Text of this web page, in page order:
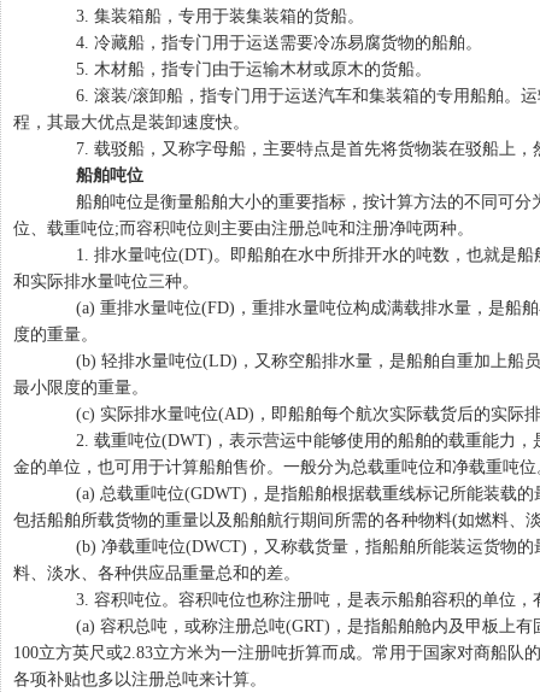
3. 集装箱船，专用于装集装箱的货船。
4. 冷藏船，指专门用于运送需要冷冻易腐货物的船舶。
5. 木材船，指专门由于运输木材或原木的货船。
6. 滚装/滚卸船，指专门用于运送汽车和集装箱的专用船舶。运
程，其最大优点是装卸速度快。
7. 载驳船，又称字母船，主要特点是首先将货物装在驳船上，
船舶吨位
船舶吨位是衡量船舶大小的重要指标，按计算方法的不同可分
位、载重吨位;而容积吨位则主要由注册总吨和注册净吨两种。
1. 排水量吨位(DT)。即船舶在水中所排开水的吨数，也就是船
和实际排水量吨位三种。
(a) 重排水量吨位(FD)，重排水量吨位构成满载排水量，是船
度的重量。
(b) 轻排水量吨位(LD)，又称空船排水量，是船舶自重加上船
最小限度的重量。
(c) 实际排水量吨位(AD)，即船舶每个航次实际载货后的实际
2. 载重吨位(DWT)，表示营运中能够使用的船舶的载重能力，
金的单位，也可用于计算船舶售价。一般分为总载重吨位和净载重吨位
(a) 总载重吨位(GDWT)，是指船舶根据载重线标记所能装载的
包括船舶所载货物的重量以及船舶航行期间所需的各种物料(如燃料、
(b) 净载重吨位(DWCT)，又称载货量，指船舶所能装运货物的
料、淡水、各种供应品重量总和的差。
3. 容积吨位。容积吨位也称注册吨，是表示船舶容积的单位，
(a) 容积总吨，或称注册总吨(GRT)，是指船舶舱内及甲板上有
100立方英尺或2.83立方米为一注册吨折算而成。常用于国家对商船
各项补贴也多以注册总吨来计算。